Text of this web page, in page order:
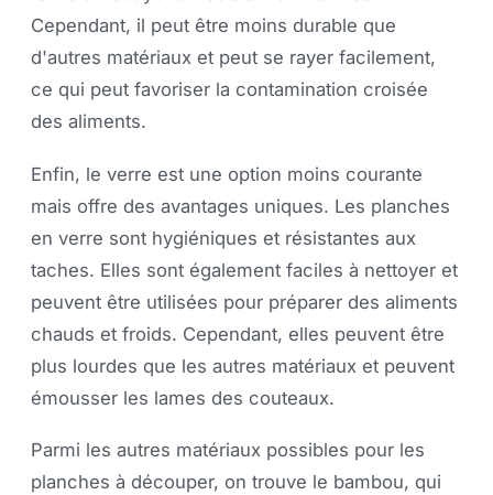
Cependant, il peut être moins durable que
d'autres matériaux et peut se rayer facilement,
ce qui peut favoriser la contamination croisée
des aliments.
Enfin, le verre est une option moins courante
mais offre des avantages uniques. Les planches
en verre sont hygiéniques et résistantes aux
taches. Elles sont également faciles à nettoyer et
peuvent être utilisées pour préparer des aliments
chauds et froids. Cependant, elles peuvent être
plus lourdes que les autres matériaux et peuvent
émousser les lames des couteaux.
Parmi les autres matériaux possibles pour les
planches à découper, on trouve le bambou, qui